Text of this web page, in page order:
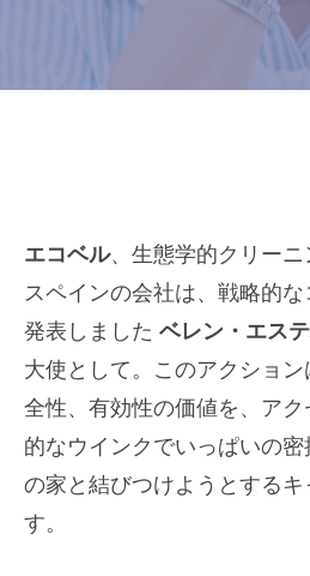
エコベル、生態学的クリー
スペインの会社は、戦略的
発表しました ベレン・エス
大使として。このアクショ
全性、有効性の価値を、ア
的なウインクでいっぱいの
の家と結びつけようとする
す。